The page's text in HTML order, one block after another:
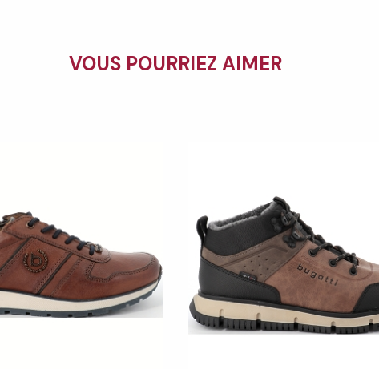
VOUS POURRIEZ AIMER